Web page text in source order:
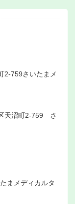
2-759さいたまメ
天沼町2-759 さ
まメディカルタ